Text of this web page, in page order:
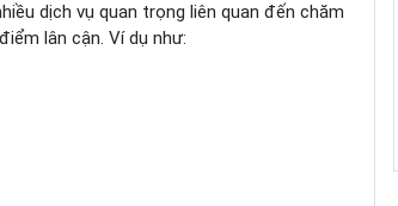
dịch vụ quan trọng liên quan đến chăm
lân cận. Ví dụ như: